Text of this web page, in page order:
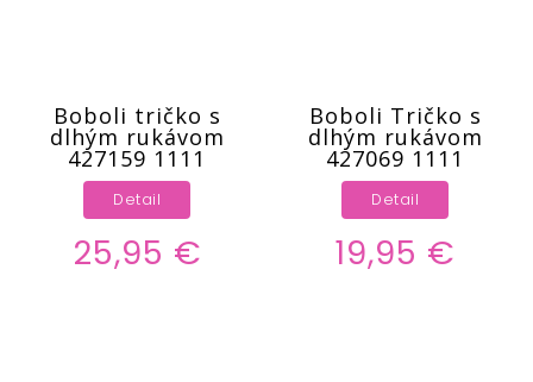
Boboli tričko s
dlhým rukávom
427159 1111
25,95 €
Detail
Boboli Tričko s
dlhým rukávom
427069 1111
19,95 €
Detail